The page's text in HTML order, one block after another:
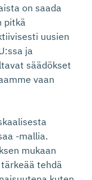
on saada
pitkä
uusien
ja
säädökset
vaan
-mallia.
mukaan
tehdä